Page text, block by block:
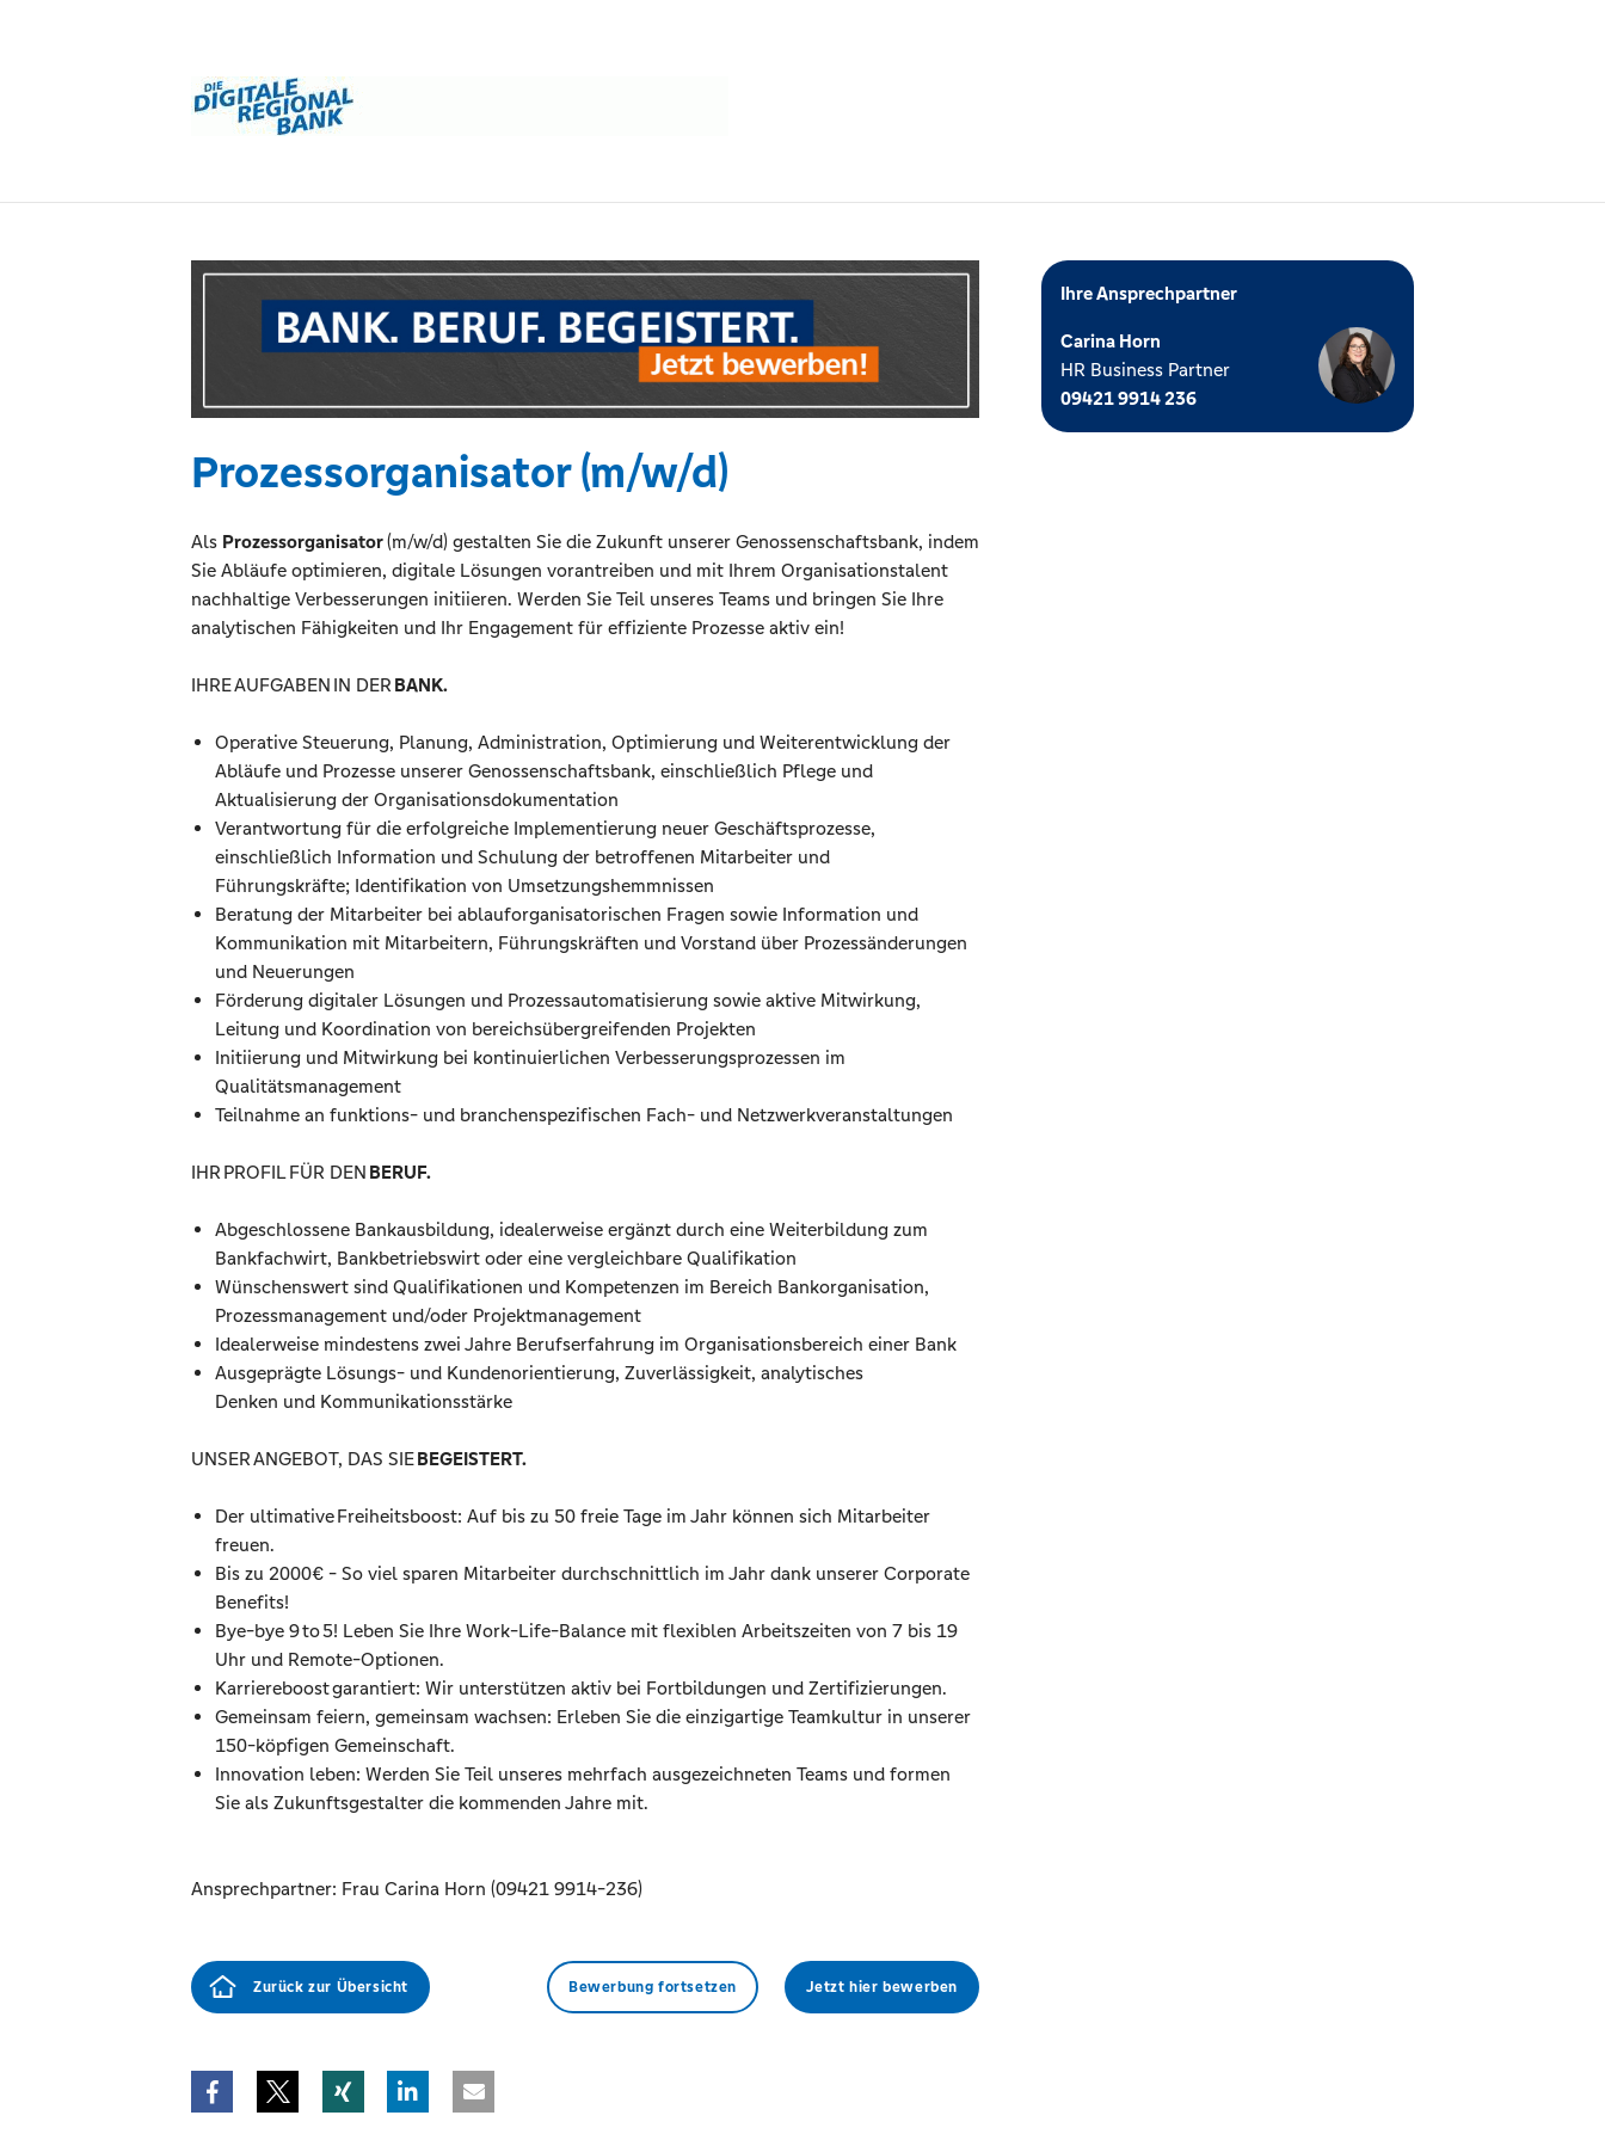
Ihre Ansprechpartner
Carina Horn
HR Business Partner
09421 9914 236
Prozessorganisator (m/w/d)
Als Prozessorganisator(m/w/d) gestalten Sie die Zukunft unserer Genossenschaftsbank, indem
Sie Abläufe optimieren, digitale Lösungen vorantreiben und mit Ihrem Organisationstalent
nachhaltige Verbesserungen initiieren. Werden Sie Teil unseres Teams und bringen Sie Ihre
analytischen Fähigkeiten und Ihr Engagement für effiziente Prozesse aktiv ein!
IHRE AUFGABEN IN DERBANK.
Operative Steuerung, Planung, Administration, Optimierung und Weiterentwicklung der
Abläufe und Prozesse unserer Genossenschaftsbank, einschließlich Pflege und
Aktualisierung der Organisationsdokumentation
Verantwortung für die erfolgreiche Implementierung neuer Geschäftsprozesse,
einschließlich Information und Schulung der betroffenen Mitarbeiter und
Führungskräfte; Identifikation von Umsetzungshemmnissen
Beratung der Mitarbeiter bei ablauforganisatorischen Fragen sowie Information und
Kommunikation mit Mitarbeitern, Führungskräften und Vorstand über Prozessänderungen
und Neuerungen
Förderung digitaler Lösungen und Prozessautomatisierung sowie aktive Mitwirkung,
Leitung und Koordination von bereichsübergreifenden Projekten
Initiierung und Mitwirkung bei kontinuierlichen Verbesserungsprozessen im
Qualitätsmanagement
Teilnahme an funktions- und branchenspezifischen Fach- und Netzwerkveranstaltungen
IHR PROFIL FÜR DEN BERUF.
Abgeschlossene Bankausbildung, idealerweise ergänzt durch eine Weiterbildung zum
Bankfachwirt, Bankbetriebswirt oder eine vergleichbare Qualifikation
Wünschenswert sind Qualifikationen und Kompetenzen im Bereich Bankorganisation,
Prozessmanagement und/oder Projektmanagement
Idealerweise mindestens zwei Jahre Berufserfahrung im Organisationsbereich einer Bank
Ausgeprägte Lösungs- und Kundenorientierung, Zuverlässigkeit, analytisches
Denken und Kommunikationsstärke
UNSER ANGEBOT, DAS SIEBEGEISTERT.
Der ultimative Freiheitsboost: Auf bis zu 50 freie Tage im Jahr können sich Mitarbeiter
freuen.
Bis zu 2000€ - So viel sparen Mitarbeiter durchschnittlich im Jahr dank unserer Corporate
Benefits!
Bye-bye 9 to 5! Leben Sie Ihre Work-Life-Balance mit flexiblen Arbeitszeiten von 7 bis 19
Uhr und Remote-Optionen.
Karriereboost garantiert: Wir unterstützen aktiv bei Fortbildungen und Zertifizierungen.
Gemeinsam feiern, gemeinsam wachsen: Erleben Sie die einzigartige Teamkultur in unserer
150-köpfigen Gemeinschaft.
Innovation leben: Werden Sie Teil unseres mehrfach ausgezeichneten Teams und formen
Sie als Zukunftsgestalter die kommenden Jahre mit.
Ansprechpartner: Frau Carina Horn (09421 9914-236)
Jetzt hier bewerben
Bewerbung fortsetzen
Zurück zur Übersicht